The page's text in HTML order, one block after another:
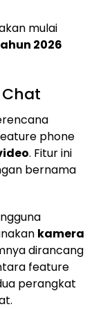
mulai
2026
phone
. Fitur ini
bernama
kamera
dirancang
feature
perangkat